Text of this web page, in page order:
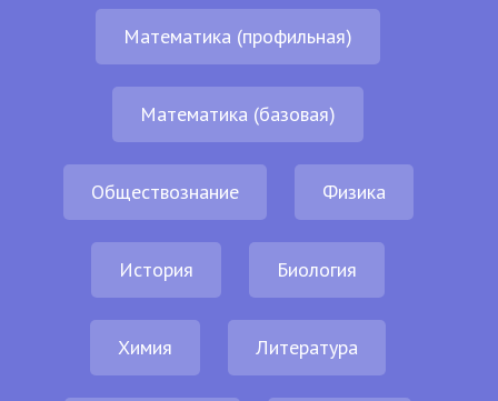
Математика (профильная)
Математика (базовая)
Обществознание Физика
История Биология
Химия Литература